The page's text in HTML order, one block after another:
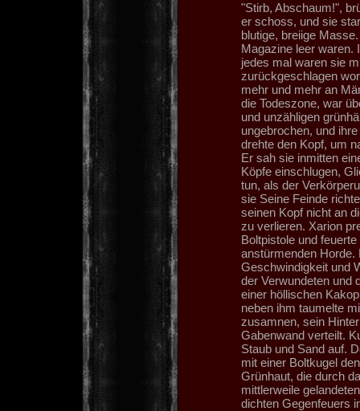
"Stirb, Abschaum!",
er schoss, und sie
blutige, breiige
Magazine leer waren.
jedes mal waren sie
zurückgeschlagen
mehr und mehr an
die Todeszone, war
und unzähligen
ungebrochen, und
drehte den Kopf, um
Er sah sie inmitten
Köpfe einschlugen,
tun, als der
sie Seine Feinde
seinen Kopf nicht an
zu verlieren. Xarion
Boltpistole und
anstürmenden Horde.
Geschwindigkeit und
der Verwundeten und
einer höllischen
neben ihm taumelte
zusamnen, sein
Gabenwand verteilt.
Staub und Sand auf.
mit einer Boltkugel
Grünhaut, die durch
mittlerweile
dichten Gegenfeuers